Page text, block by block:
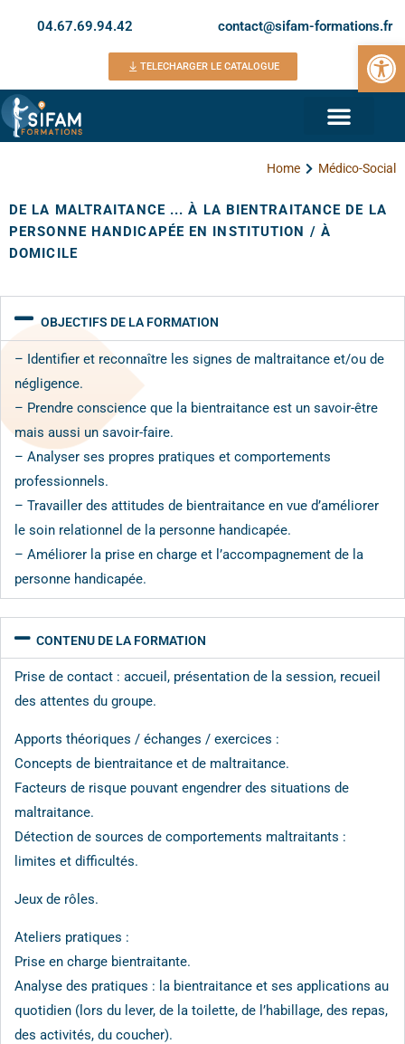
Ouvrir
04.67.69.94.42 contact@sifam-formations.fr
TELECHARGER LE CATALOGUE
Home Médico-Social
DE LA MALTRAITANCE ... À LA BIENTRAITANCE DE LA
PERSONNE HANDICAPÉE EN INSTITUTION / À
DOMICILE
OBJECTIFS DE LA FORMATION
– Identifier et reconnaître les signes de maltraitance et/ou de
négligence.
– Prendre conscience que la bientraitance est un savoir-être
mais aussi un savoir-faire.
– Analyser ses propres pratiques et comportements
professionnels.
– Travailler des attitudes de bientraitance en vue d’améliorer
le soin relationnel de la personne handicapée.
– Améliorer la prise en charge et l’accompagnement de la
personne handicapée.
CONTENU DE LA FORMATION
Prise de contact : accueil, présentation de la session, recueil
des attentes du groupe.
Apports théoriques / échanges / exercices :
Concepts de bientraitance et de maltraitance.
Facteurs de risque pouvant engendrer des situations de
maltraitance.
Détection de sources de comportements maltraitants :
limites et difficultés.
Jeux de rôles.
Ateliers pratiques :
Prise en charge bientraitante.
Analyse des pratiques : la bientraitance et ses applications au
quotidien (lors du lever, de la toilette, de l’habillage, des repas,
des activités, du coucher).